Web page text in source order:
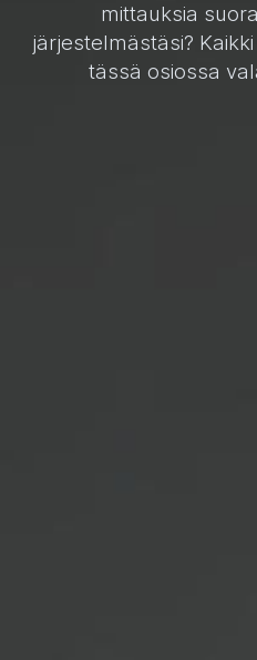
mittauksia
järjestelmästäsi?
tässä osiossa